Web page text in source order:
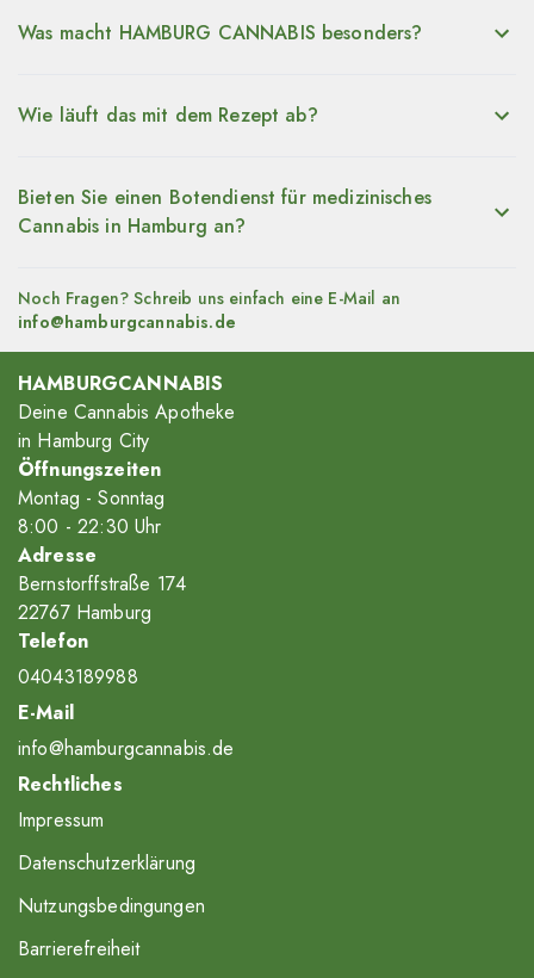
Was macht HAMBURG CANNABIS besonders?
Wie läuft das mit dem Rezept ab?
Bieten Sie einen Botendienst für medizinisches
Cannabis in Hamburg an?
Noch Fragen? Schreib uns einfach eine E-Mail an
info@hamburgcannabis.de
HAMBURGCANNABIS
Deine Cannabis Apotheke
in Hamburg City
Öffnungszeiten
Montag - Sonntag
8:00 - 22:30 Uhr
Adresse
Bernstorffstraße 174
22767 Hamburg
Telefon
04043189988
E-Mail
info@hamburgcannabis.de
Rechtliches
Impressum
Datenschutzerklärung
Nutzungsbedingungen
Barrierefreiheit